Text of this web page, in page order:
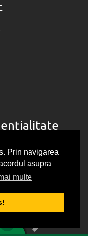
Prin navigarea
asupra
multe
de Noroc
urile